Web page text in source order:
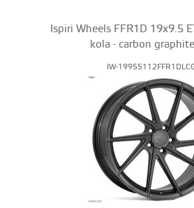
Ispiri Wheels FFR1D 19x9.5
kola - carbon
IW-